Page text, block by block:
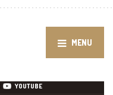
MENU
YOUTUBE